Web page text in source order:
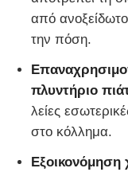
από
την πόση.
πλυντήριο
λείες
στο κόλλημα.